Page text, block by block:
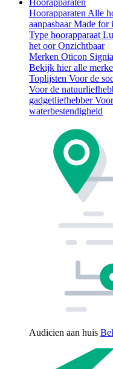
Hoorapparaten Alle
aanpasbaarMade for
Type hoorapparaat
het oorOnzichtbaar
Merken Oticon Signia
Bekijk hier alle
Toplijsten Voor de
Voor de
gadgetliefhebber
waterbestendigheid
Audicien aan huis